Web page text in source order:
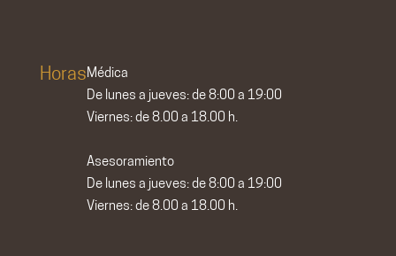
Horas Médica
De lunes a jueves: de 8:00 a 19:00
Viernes: de 8.00 a 18.00 h.
Asesoramiento
De lunes a jueves: de 8:00 a 19:00
Viernes: de 8.00 a 18.00 h.